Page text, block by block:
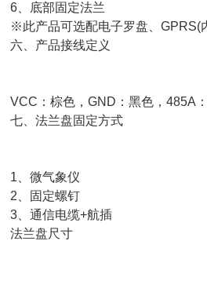
底部固定法兰
产品可选配电子罗盘、GPRS(
产品接线定义
：棕色，GND：黑色，485A：
法兰盘固定方式
微气象仪
固定螺钉
通信电缆+航插
兰盘尺寸